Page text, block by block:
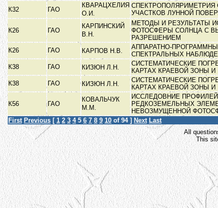
К32
ГАО
КВАРАЦХЕЛИЯ
О.И.
СПЕКТРОПОЛЯРИМЕТРИЯ
УЧАСТКОВ ЛУННОЙ
К26 ГАО
КАРПИНСКИЙ
В.Н.
МЕТОДЫ И РЕЗУЛЬТАТЫ
ФОТОСФЕРЫ СОЛНЦА С
РАЗРЕШЕНИЕМ
К26
ГАО КАРПОВ Н.В.
АППАРАТНО-
СПЕКТРАЛЬНЫХ
К38
ГАО КИЗЮН Л.Н.
СИСТЕМАТИЧЕСКИЕ
КАРТАХ КРАЕВОЙ ЗОНЫ
К38
ГАО КИЗЮН Л.Н.
СИСТЕМАТИЧЕСКИЕ
КАРТАХ КРАЕВОЙ ЗОНЫ
К56 ГАО
КОВАЛЬЧУК
М.М.
ИССЛЕДОВНИЕ
РЕДКОЗЕМЕЛЬНЫХ
НЕВОЗМУЩЕННОЙ
First Previous [ 1 2 3 4 5 6 7 8 9 10 of 94 ] Next Last
All
This